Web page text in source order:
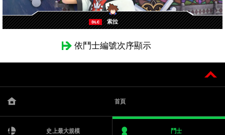
索拉
依鬥士編號次序顯示
首頁
史上最大規模 鬥士